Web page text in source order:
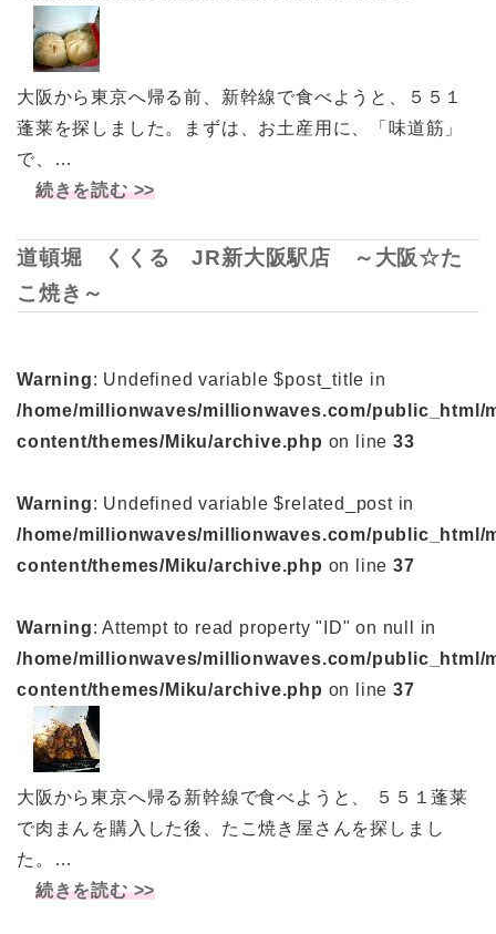
大阪から東京へ帰る前、新幹線で食べようと、５５１
蓬莱を探しました。まずは、お土産用に、「味道筋」
で、…
続きを読む >>
道頓堀 くくる JR新大阪駅店 ～大阪☆た
こ焼き～
Warning: Undefined variable $post_title in
/home/millionwaves/millionwaves.com/public_html/
content/themes/Miku/archive.php on line33
Warning: Undefined variable $related_post in
/home/millionwaves/millionwaves.com/public_html/
content/themes/Miku/archive.php on line37
Warning: Attempt to read property "ID" on null in
/home/millionwaves/millionwaves.com/public_html/
content/themes/Miku/archive.php on line37
大阪から東京へ帰る新幹線で食べようと、 ５５１蓬莱
で肉まんを購入した後、たこ焼き屋さんを探しまし
た。…
続きを読む >>